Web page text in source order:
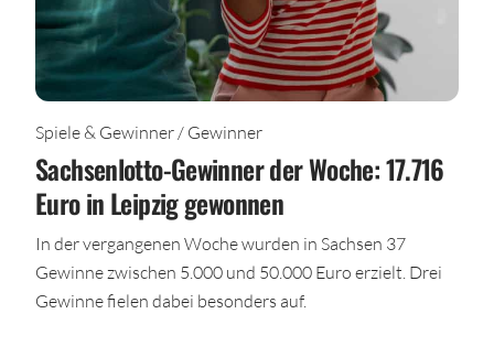
Spiele & Gewinner / Gewinner
Sachsenlotto-Gewinner der Woche: 17.716
Euro in Leipzig gewonnen
In der vergangenen Woche wurden in Sachsen 37
Gewinne zwischen 5.000 und 50.000 Euro erzielt. Drei
Gewinne fielen dabei besonders auf.